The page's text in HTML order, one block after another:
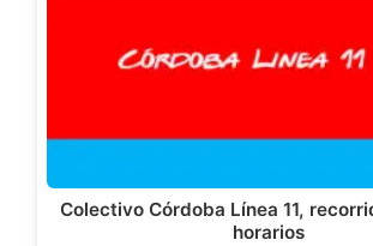
Colectivo Córdoba Línea 11,
horarios